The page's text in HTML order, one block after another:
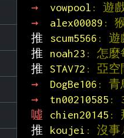
→
vowpool : 遊
→
alex00089 :
推
scum5566 : 遊
推
noah23 : 怎麼
推 STAV72 : 亞空
→
DogBe106 : 青
→
tn00210585 :
噓
chien20145 :
推
koujei : 沒事